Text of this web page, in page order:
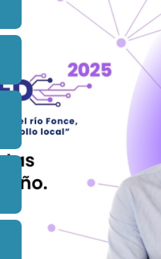
Bibliotecas digitales
Gobierno
Gobierno
Investigación
Redes académicas
Redes académicas
Repositorios